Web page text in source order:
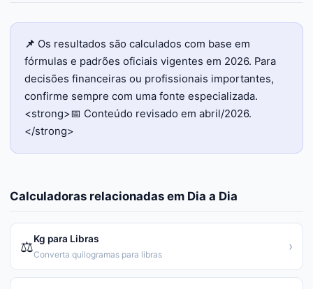
📌 Os resultados são calculados com base em
fórmulas e padrões oficiais vigentes em 2026. Para
decisões financeiras ou profissionais importantes,
confirme sempre com uma fonte especializada.
<strong>📅 Conteúdo revisado em abril/2026.
</strong>
Calculadoras relacionadas em Dia a Dia
⚖️Kg para Libras
Converta quilogramas para libras
›